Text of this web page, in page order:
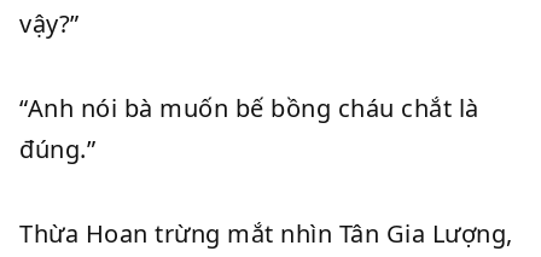
vậy?”
“Anh nói bà muốn bế bồng cháu chắt là
đúng.”
Thừa Hoan trừng mắt nhìn Tân Gia Lượng,